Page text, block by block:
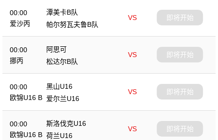
00:00
爱沙丙
潭美卡B队
VS
帕尔努瓦夫鲁B队
即将开始
00:00
挪丙
阿思可
VS
松达尔B队
即将开始
00:00
欧锦U16 B
黑山U16
VS
爱尔兰U16
即将开始
00:00
欧锦U16 B
斯洛伐克U16
VS
荷兰U16
即将开始